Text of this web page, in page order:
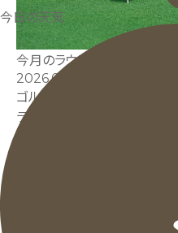
今日の天気
今月のラウンド交流会お知らせ
2026.08.01
ゴルフ練習場
ラウンド交流会